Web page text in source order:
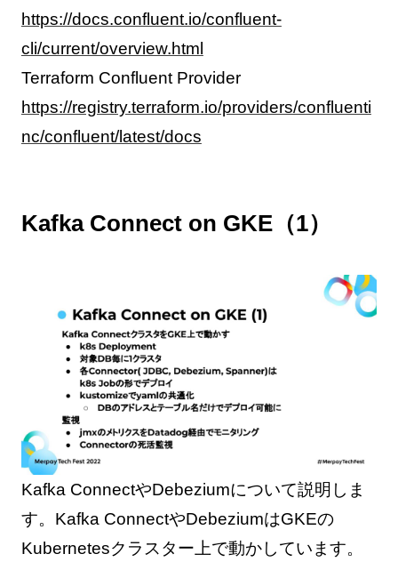
https://docs.confluent.io/confluent-
cli/current/overview.html
Terraform Confluent Provider
https://registry.terraform.io/providers/confluenti
nc/confluent/latest/docs
Kafka Connect on GKE（1）
Kafka ConnectやDebeziumについて説明しま
す。Kafka ConnectやDebeziumはGKEの
Kubernetesクラスター上で動かしています。